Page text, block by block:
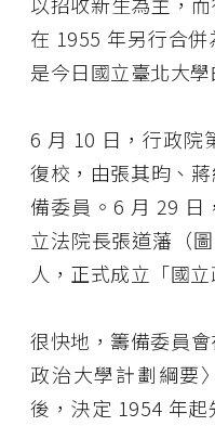
在 1955 年另行合
是今日國立臺北大學
6 月 10 日，行政院
復校，由張其昀、
備委員。6 月 29 日
立法院長張道藩（
人，正式成立「國
很快地，籌備委員
政治大學計劃綱要
後，決定 1954 年